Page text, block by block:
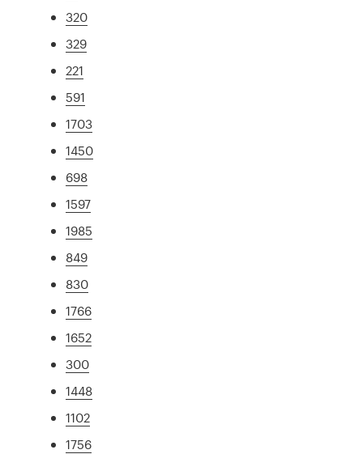
320
329
221
591
1703
1450
698
1597
1985
849
830
1766
1652
300
1448
1102
1756